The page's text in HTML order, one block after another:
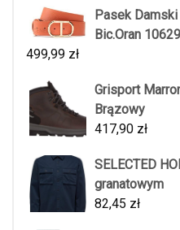
Pasek
Bic.Oran 10629
499,99 zł
Grisport
Brązowy
417,90 zł
SELECTED
granatowym
82,45 zł